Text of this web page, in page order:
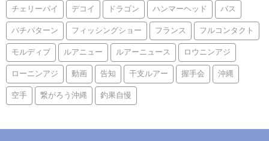
チェリーパイ デコイ ドラゴン ハンマーヘッド バス
バチパターン フィッシングショー フランス フルコンタクト
モルディブ ルアニュー ルアーニュース ロウニンアジ
ローニンアジ 動画 告知 干支ルアー 握手会 沖縄
空手 繋がろう沖縄 釣果自慢